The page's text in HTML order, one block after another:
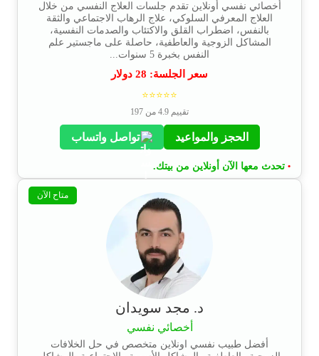
أخصائي نفسي أونلاين تقدم جلسات العلاج النفسي من خلال
العلاج المعرفي السلوكي، علاج الرهاب الاجتماعي والثقة
بالنفس، اضطراب القلق والاكتئاب والصدمات النفسية،
المشاكل الزوجية والعاطفية، حاصلة على ماجستير علم
النفس بخبرة 5 سنوات...
سعر الجلسة: 28 دولار
⭐⭐⭐⭐⭐
تقييم 4.9 من 197
الحجز والمواعيد تواصل واتساب
• تحدث معها الآن أونلاين من بيتك.
متاح الآن
د. مجد سويدان
أخصائي نفسي
أفضل طبيب نفسي اونلاين متخصص في حل الخلافات